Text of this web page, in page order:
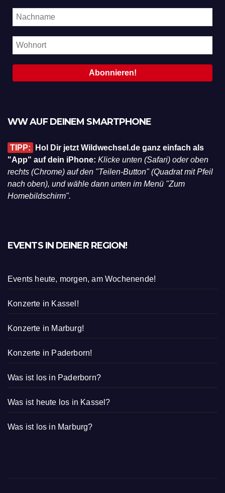
WW AUF DEINEM SMARTPHONE
TIPP: Hol Dir jetzt Wildwechsel.de ganz einfach als
"App" auf dein iPhone: Klicke unten (Safari) oder oben
rechts (Chrome) auf den "Teilen-Button" (Quadrat mit Pfeil
nach oben), und wähle dann unten im Menü "Zum
Homebildschirm".
EVENTS IN DEINER REGION!
Events heute, morgen, am Wochenende!
Konzerte in Kassel!
Konzerte in Marburg!
Konzerte in Paderborn!
Was ist los in Paderborn?
Was ist heute los in Kassel?
Was ist los in Marburg?